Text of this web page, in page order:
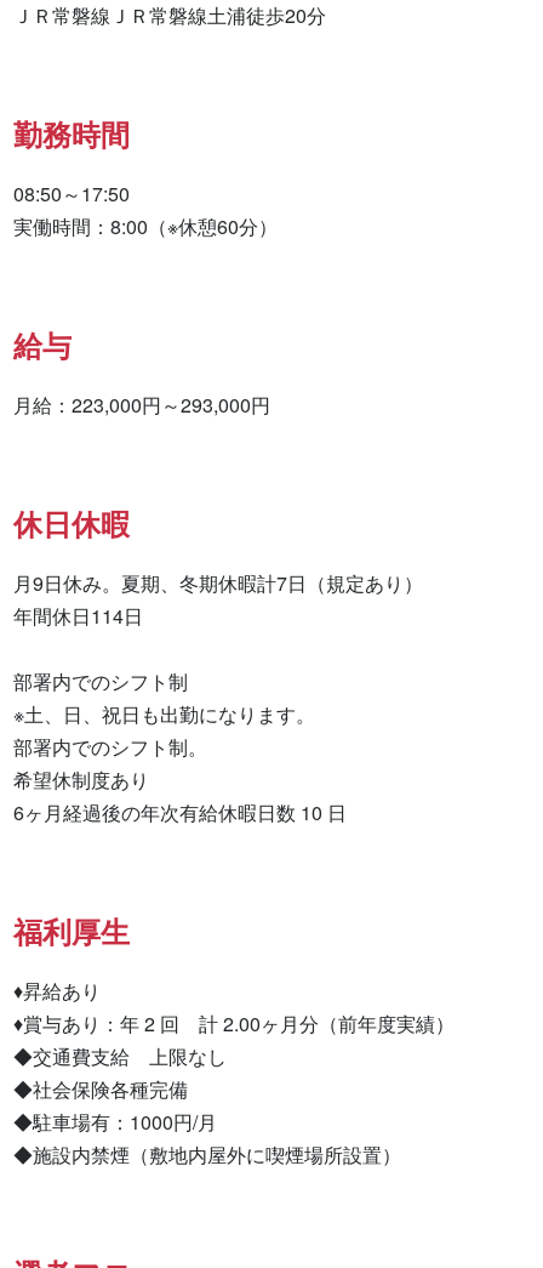
ＪＲ常磐線ＪＲ常磐線土浦徒歩20分
勤務時間
08:50～17:50
実働時間：8:00（※休憩60分）
給与
月給：223,000円～293,000円
休日休暇
月9日休み。夏期、冬期休暇計7日（規定あり）
年間休日114日
部署内でのシフト制
※土、日、祝日も出勤になります。
部署内でのシフト制。
希望休制度あり
6ヶ月経過後の年次有給休暇日数 10 日
福利厚生
♦昇給あり
♦賞与あり：年 2 回　計 2.00ヶ月分（前年度実績）
◆交通費支給　上限なし
◆社会保険各種完備
◆駐車場有：1000円/月
◆施設内禁煙（敷地内屋外に喫煙場所設置）